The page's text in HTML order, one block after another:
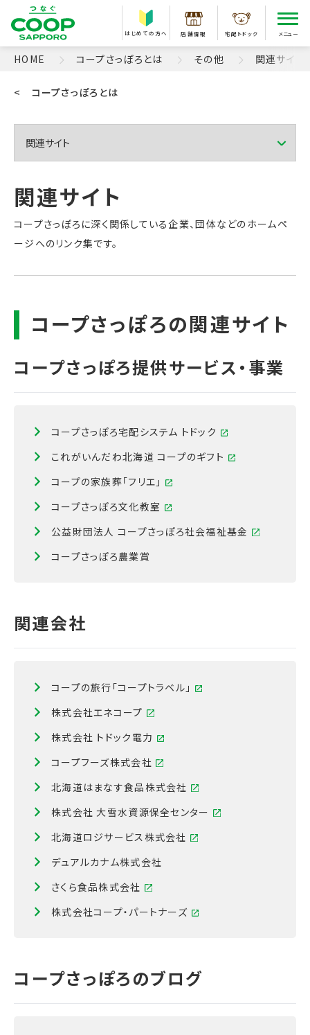
はじめての方へ 店舗情報 宅配トドック メニュー
HOME コープさっぽろとは その他 関連サイト
コープさっぽろに深く関係している企業、団体などのホームペ
ージへのリンク集です。
コープさっぽろ宅配システム トドック
これがいんだわ北海道 コープのギフト
コープの家族葬「フリエ」
コープさっぽろ文化教室
公益財団法人 コープさっぽろ社会福祉基金
コープさっぽろ農業賞
コープの旅行「コープトラベル」
株式会社エネコープ
株式会社 トドック電力
コープフーズ株式会社
北海道はまなす食品株式会社
株式会社 大雪水資源保全センター
北海道ロジサービス株式会社
デュアルカナム株式会社
さくら食品株式会社
株式会社コープ・パートナーズ
< コープさっぽろとは